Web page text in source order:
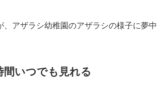
、アザラシ幼稚園のアザラシの様子に夢
いつでも見れる